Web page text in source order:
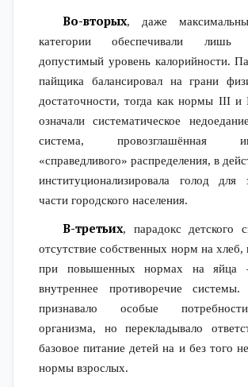
Во-вторых, даже
категории обеспечивали лишь
допустимый уровень калорийности.
пайщика балансировал на грани
достаточности, тогда как нормы III и
означали систематическое
система, провозглашённая
«справедливого» распределения, в
институционализировала голод для
части городского населения.
В-третьих, парадокс детского
отсутствие собственных норм на
при повышенных нормах на яйца
внутреннее противоречие системы.
признавало особые
организма, но перекладывало
базовое питание детей на и без того
нормы взрослых.